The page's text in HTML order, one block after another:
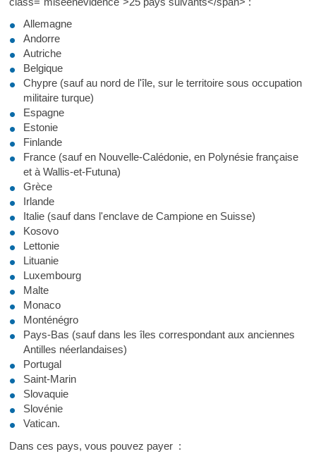
Allemagne
Andorre
Autriche
Belgique
Chypre (sauf au nord de l'île, sur le territoire sous occupation
militaire turque)
Espagne
Estonie
Finlande
France (sauf en Nouvelle-Calédonie, en Polynésie française
et à Wallis-et-Futuna)
Grèce
Irlande
Italie (sauf dans l'enclave de Campione en Suisse)
Kosovo
Lettonie
Lituanie
Luxembourg
Malte
Monaco
Monténégro
Pays-Bas (sauf dans les îles correspondant aux anciennes
Antilles néerlandaises)
Portugal
Saint-Marin
Slovaquie
Slovénie
Vatican.
Dans ces pays, vous pouvez payer :